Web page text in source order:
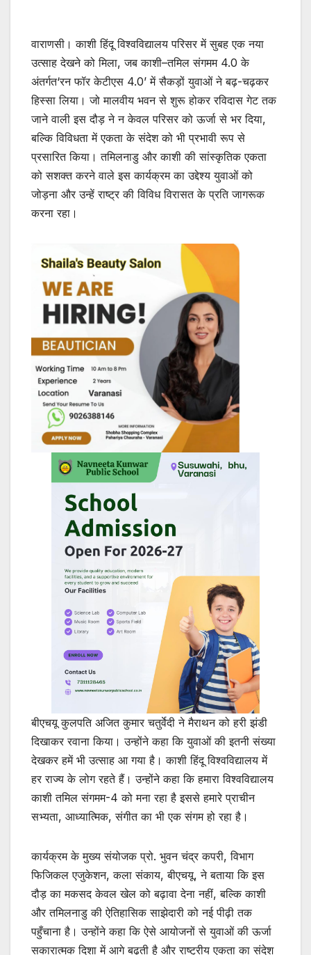
वाराणसी। काशी हिंदू विश्वविद्यालय परिसर में सुबह एक नया
उत्साह देखने को मिला, जब काशी–तमिल संगमम 4.0 के
अंतर्गत‘रन फॉर केटीएस 4.0’ में सैकड़ों युवाओं ने बढ़-चढ़कर
हिस्सा लिया। जो मालवीय भवन से शुरू होकर रविदास गेट तक
जाने वाली इस दौड़ ने न केवल परिसर को ऊर्जा से भर दिया,
बल्कि विविधता में एकता के संदेश को भी प्रभावी रूप से
प्रसारित किया। तमिलनाडु और काशी की सांस्कृतिक एकता
को सशक्त करने वाले इस कार्यक्रम का उद्देश्य युवाओं को
जोड़ना और उन्हें राष्ट्र की विविध विरासत के प्रति जागरूक
करना रहा।
बीएचयू कुलपति अजित कुमार चतुर्वेदी ने मैराथन को हरी झंडी
दिखाकर रवाना किया। उन्होंने कहा कि युवाओं की इतनी संख्या
देखकर हमें भी उत्साह आ गया है। काशी हिंदू विश्वविद्यालय में
हर राज्य के लोग रहते हैं। उन्होंने कहा कि हमारा विश्वविद्यालय
काशी तमिल संगमम-4 को मना रहा है इससे हमारे प्राचीन
सभ्यता, आध्यात्मिक, संगीत का भी एक संगम हो रहा है।
कार्यक्रम के मुख्य संयोजक प्रो. भुवन चंद्र कपरी, विभाग
फिजिकल एजुकेशन, कला संकाय, बीएचयू, ने बताया कि इस
दौड़ का मकसद केवल खेल को बढ़ावा देना नहीं, बल्कि काशी
और तमिलनाडु की ऐतिहासिक साझेदारी को नई पीढ़ी तक
पहुँचाना है। उन्होंने कहा कि ऐसे आयोजनों से युवाओं की ऊर्जा
सकारात्मक दिशा में आगे बढ़ती है और राष्ट्रीय एकता का संदेश